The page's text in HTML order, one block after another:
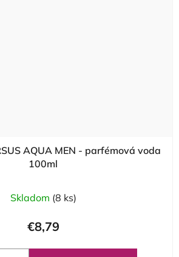
AQUA MEN - parfémová voda
100ml
Skladom (8 ks)
€8,79